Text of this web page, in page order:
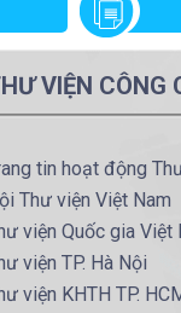
VIỆN CÔNG
tin hoạt động
Thư viện Việt Nam
viện Quốc gia Việt
viện TP. Hà Nội
viện KHTH TP.